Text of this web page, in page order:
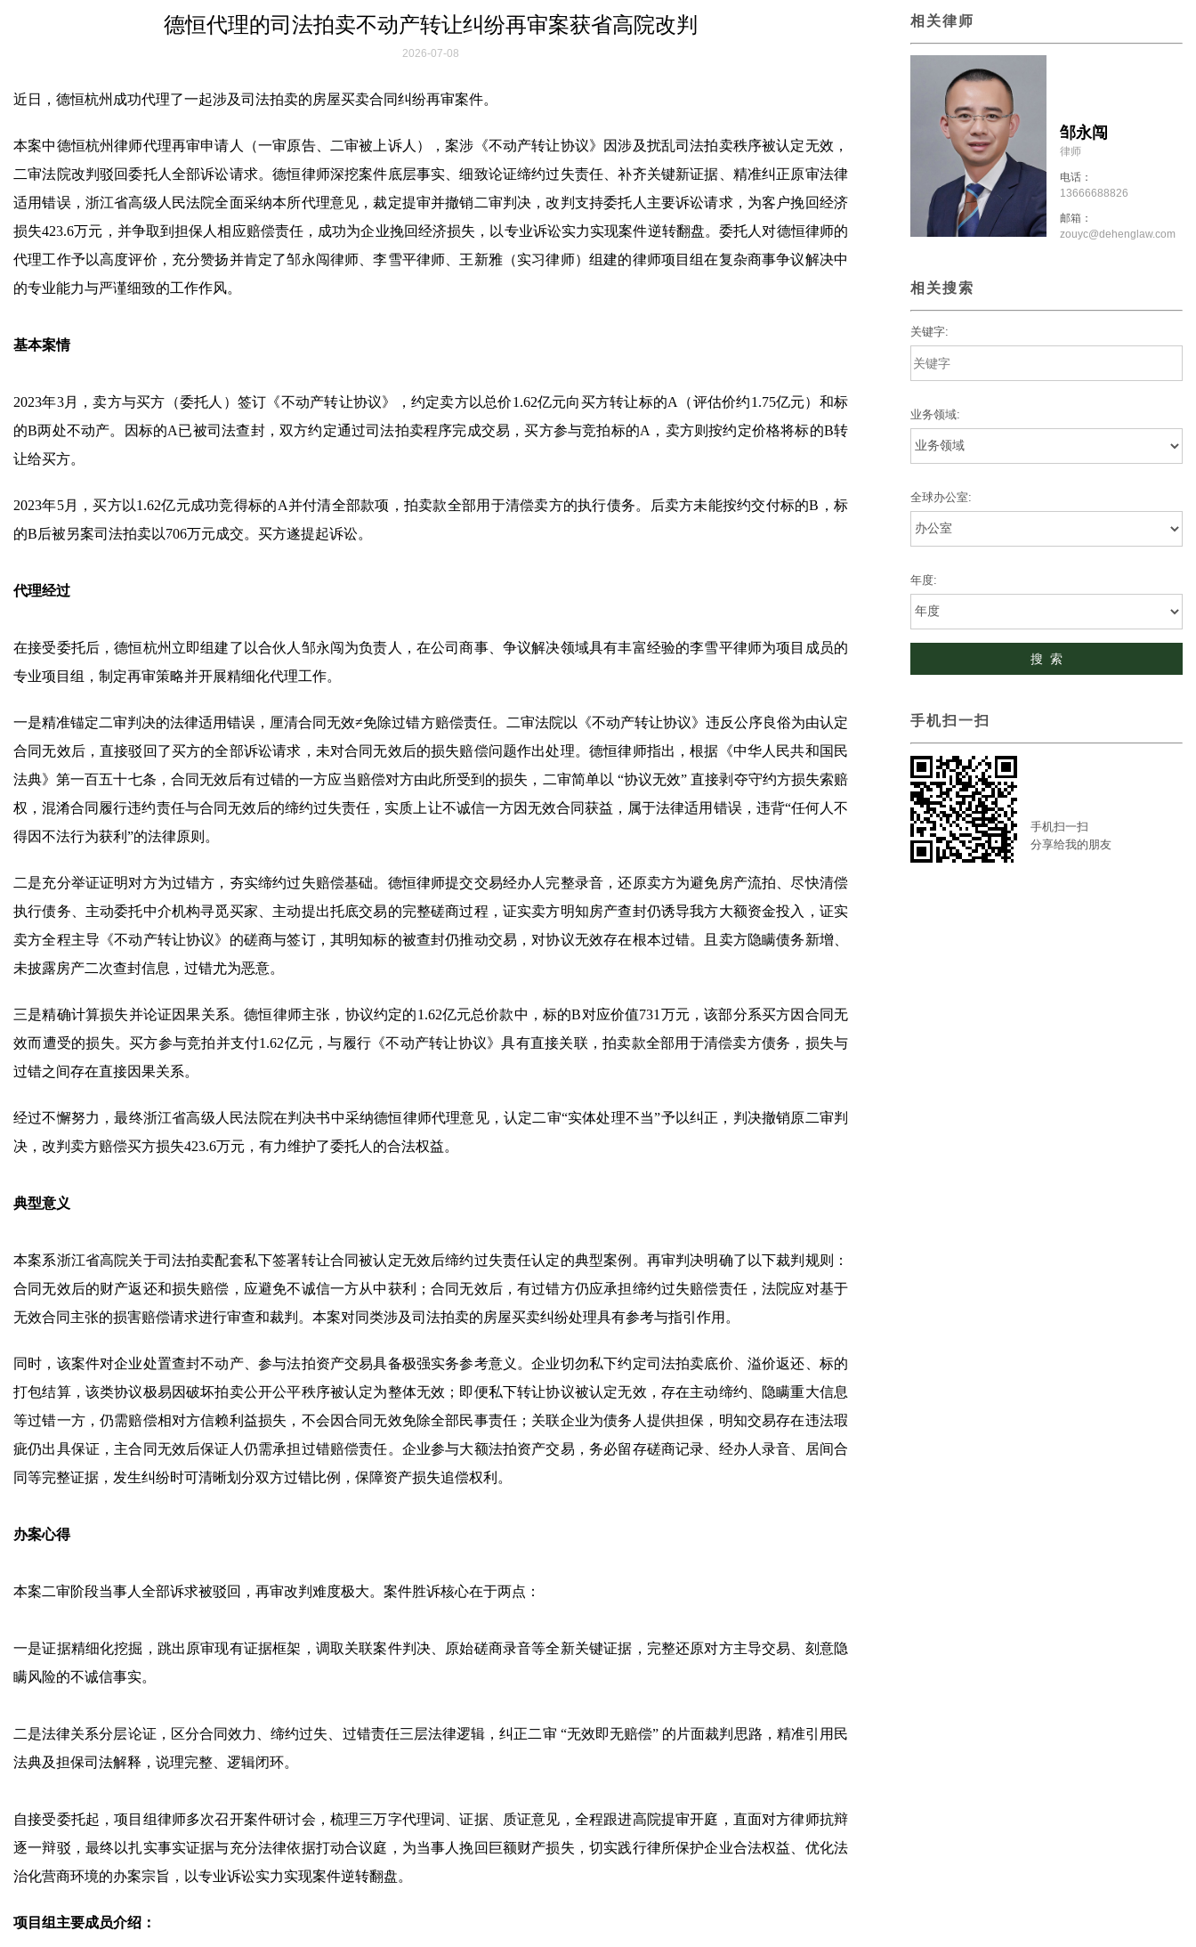
德恒代理的司法拍卖不动产转让纠纷再审案获省高院改判
2026-07-08
近日，德恒杭州成功代理了一起涉及司法拍卖的房屋买卖合同纠纷再审案件。
本案中德恒杭州律师代理再审申请人（一审原告、二审被上诉人），案涉《不动产转让协议》因涉及扰乱司法拍卖秩序被认定无效，
二审法院改判驳回委托人全部诉讼请求。德恒律师深挖案件底层事实、细致论证缔约过失责任、补齐关键新证据、精准纠正原审法律
适用错误，浙江省高级人民法院全面采纳本所代理意见，裁定提审并撤销二审判决，改判支持委托人主要诉讼请求，为客户挽回经济
损失423.6万元，并争取到担保人相应赔偿责任，成功为企业挽回经济损失，以专业诉讼实力实现案件逆转翻盘。委托人对德恒律师的
代理工作予以高度评价，充分赞扬并肯定了邹永闯律师、李雪平律师、王新雅（实习律师）组建的律师项目组在复杂商事争议解决中
的专业能力与严谨细致的工作作风。
基本案情
2023年3月，卖方与买方（委托人）签订《不动产转让协议》，约定卖方以总价1.62亿元向买方转让标的A（评估价约1.75亿元）和标
的B两处不动产。因标的A已被司法查封，双方约定通过司法拍卖程序完成交易，买方参与竞拍标的A，卖方则按约定价格将标的B转
让给买方。
2023年5月，买方以1.62亿元成功竞得标的A并付清全部款项，拍卖款全部用于清偿卖方的执行债务。后卖方未能按约交付标的B，标
的B后被另案司法拍卖以706万元成交。买方遂提起诉讼。
代理经过
在接受委托后，德恒杭州立即组建了以合伙人邹永闯为负责人，在公司商事、争议解决领域具有丰富经验的李雪平律师为项目成员的
专业项目组，制定再审策略并开展精细化代理工作。
一是精准锚定二审判决的法律适用错误，厘清合同无效≠免除过错方赔偿责任。二审法院以《不动产转让协议》违反公序良俗为由认定
合同无效后，直接驳回了买方的全部诉讼请求，未对合同无效后的损失赔偿问题作出处理。德恒律师指出，根据《中华人民共和国民
法典》第一百五十七条，合同无效后有过错的一方应当赔偿对方由此所受到的损失，二审简单以 “协议无效” 直接剥夺守约方损失索赔
权，混淆合同履行违约责任与合同无效后的缔约过失责任，实质上让不诚信一方因无效合同获益，属于法律适用错误，违背“任何人不
得因不法行为获利”的法律原则。
二是充分举证证明对方为过错方，夯实缔约过失赔偿基础。德恒律师提交交易经办人完整录音，还原卖方为避免房产流拍、尽快清偿
执行债务、主动委托中介机构寻觅买家、主动提出托底交易的完整磋商过程，证实卖方明知房产查封仍诱导我方大额资金投入，证实
卖方全程主导《不动产转让协议》的磋商与签订，其明知标的被查封仍推动交易，对协议无效存在根本过错。且卖方隐瞒债务新增、
未披露房产二次查封信息，过错尤为恶意。
三是精确计算损失并论证因果关系。德恒律师主张，协议约定的1.62亿元总价款中，标的B对应价值731万元，该部分系买方因合同无
效而遭受的损失。买方参与竞拍并支付1.62亿元，与履行《不动产转让协议》具有直接关联，拍卖款全部用于清偿卖方债务，损失与
过错之间存在直接因果关系。
经过不懈努力，最终浙江省高级人民法院在判决书中采纳德恒律师代理意见，认定二审“实体处理不当”予以纠正，判决撤销原二审判
决，改判卖方赔偿买方损失423.6万元，有力维护了委托人的合法权益。
典型意义
本案系浙江省高院关于司法拍卖配套私下签署转让合同被认定无效后缔约过失责任认定的典型案例。再审判决明确了以下裁判规则：
合同无效后的财产返还和损失赔偿，应避免不诚信一方从中获利；合同无效后，有过错方仍应承担缔约过失赔偿责任，法院应对基于
无效合同主张的损害赔偿请求进行审查和裁判。本案对同类涉及司法拍卖的房屋买卖纠纷处理具有参考与指引作用。
同时，该案件对企业处置查封不动产、参与法拍资产交易具备极强实务参考意义。企业切勿私下约定司法拍卖底价、溢价返还、标的
打包结算，该类协议极易因破坏拍卖公开公平秩序被认定为整体无效；即便私下转让协议被认定无效，存在主动缔约、隐瞒重大信息
等过错一方，仍需赔偿相对方信赖利益损失，不会因合同无效免除全部民事责任；关联企业为债务人提供担保，明知交易存在违法瑕
疵仍出具保证，主合同无效后保证人仍需承担过错赔偿责任。企业参与大额法拍资产交易，务必留存磋商记录、经办人录音、居间合
同等完整证据，发生纠纷时可清晰划分双方过错比例，保障资产损失追偿权利。
办案心得
本案二审阶段当事人全部诉求被驳回，再审改判难度极大。案件胜诉核心在于两点：
一是证据精细化挖掘，跳出原审现有证据框架，调取关联案件判决、原始磋商录音等全新关键证据，完整还原对方主导交易、刻意隐
瞒风险的不诚信事实。
二是法律关系分层论证，区分合同效力、缔约过失、过错责任三层法律逻辑，纠正二审 “无效即无赔偿” 的片面裁判思路，精准引用民
法典及担保司法解释，说理完整、逻辑闭环。
自接受委托起，项目组律师多次召开案件研讨会，梳理三万字代理词、证据、质证意见，全程跟进高院提审开庭，直面对方律师抗辩
逐一辩驳，最终以扎实事实证据与充分法律依据打动合议庭，为当事人挽回巨额财产损失，切实践行律所保护企业合法权益、优化法
治化营商环境的办案宗旨，以专业诉讼实力实现案件逆转翻盘。
项目组主要成员介绍：
相关律师
邹永闯
律师
电话：
13666688826
邮箱：
zouyc@dehenglaw.com
相关搜索
关键字:
业务领域:
全球办公室:
年度:
手机扫一扫
手机扫一扫
分享给我的朋友